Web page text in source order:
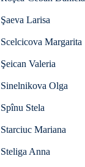
Şaeva Larisa
Scelcicova Margarita
Şeican Valeria
Sinelnikova Olga
Spînu Stela
Starciuc Mariana
Steliga Anna